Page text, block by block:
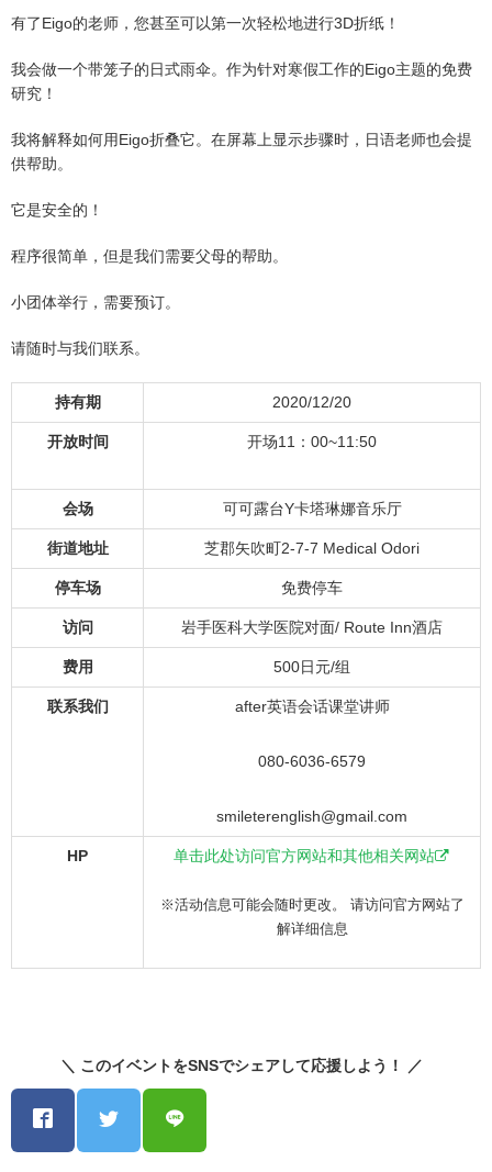
有了Eigo的老师，您甚至可以第一次轻松地进行3D折纸！
我会做一个带笼子的日式雨伞。作为针对寒假工作的Eigo主题的免费
研究！
我将解释如何用Eigo折叠它。在屏幕上显示步骤时，日语老师也会提
供帮助。
它是安全的！
程序很简单，但是我们需要父母的帮助。
小团体举行，需要预订。
请随时与我们联系。
持有期 2020/12/20
开放时间 开场11：00~11:50
会场 可可露台Y卡塔琳娜音乐厅
街道地址 芝郡矢吹町2-7-7 Medical Odori
停车场 免费停车
访问 岩手医科大学医院对面/ Route Inn酒店
费用 500日元/组
联系我们 after英语会话课堂讲师
080-6036-6579
smileterenglish@gmail.com
HP 单击此处访问官方网站和其他相关网站
※活动信息可能会随时更改。 请访问官方网站了
解详细信息
＼ このイベントをSNSでシェアして応援しよう！ ／